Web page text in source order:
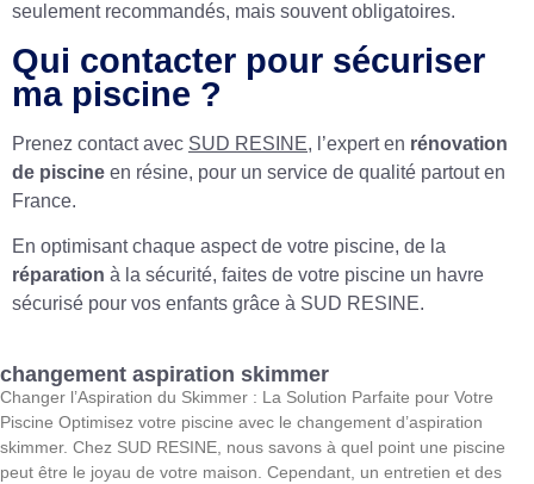
seulement recommandés, mais souvent obligatoires.
Qui contacter pour sécuriser
ma piscine ?
Prenez contact avec SUD RESINE, l’expert en rénovation
de piscine en résine, pour un service de qualité partout en
France.
En optimisant chaque aspect de votre piscine, de la
réparation à la sécurité, faites de votre piscine un havre
sécurisé pour vos enfants grâce à SUD RESINE.
changement aspiration skimmer
Changer l’Aspiration du Skimmer : La Solution Parfaite pour Votre
Piscine Optimisez votre piscine avec le changement d’aspiration
skimmer. Chez SUD RESINE, nous savons à quel point une piscine
peut être le joyau de votre maison. Cependant, un entretien et des